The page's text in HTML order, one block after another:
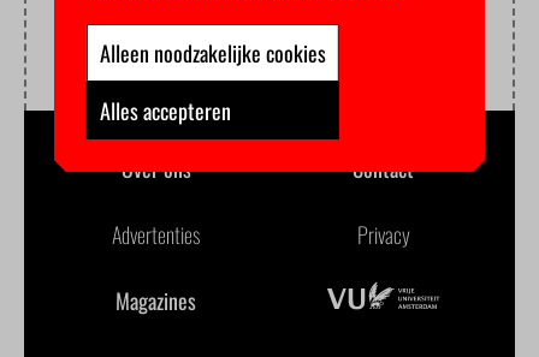
Over ons Contact
Advertenties Privacy
Magazines
Alleen noodzakelijke cookies
Alles accepteren